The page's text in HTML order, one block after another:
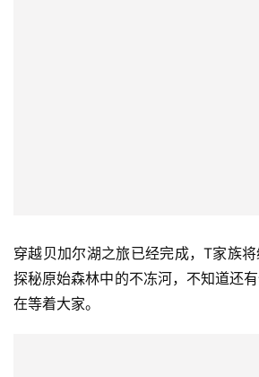
穿越贝加尔湖之旅已经完成，T家族将
探秘原始森林中的不冻河，不知道还
在等着大家。